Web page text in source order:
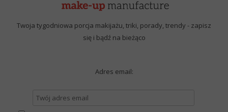
Twoja tygodniowa porcja makijażu, triki, porady, trendy - zapisz
się i bądź na bieżąco
Adres email: